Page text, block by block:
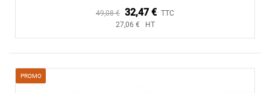
49,08 € 32,47 € TTC
27,06 € HT
PROMO